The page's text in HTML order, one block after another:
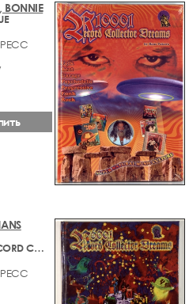
BONNIE
– 7001 RECORD COLLECTOR DREAMS